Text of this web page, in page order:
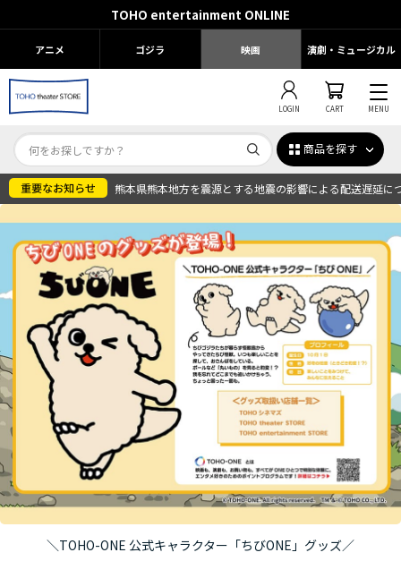
TOHO entertainment ONLINE
アニメ ゴジラ 映画 演劇・ミュージカル
LOGIN CART MENU
商品を探す
熊本県熊本地方を震源とする地震の影響による配送遅延に
＼TOHO-ONE 公式キャラクター「ちびONE」グッズ／